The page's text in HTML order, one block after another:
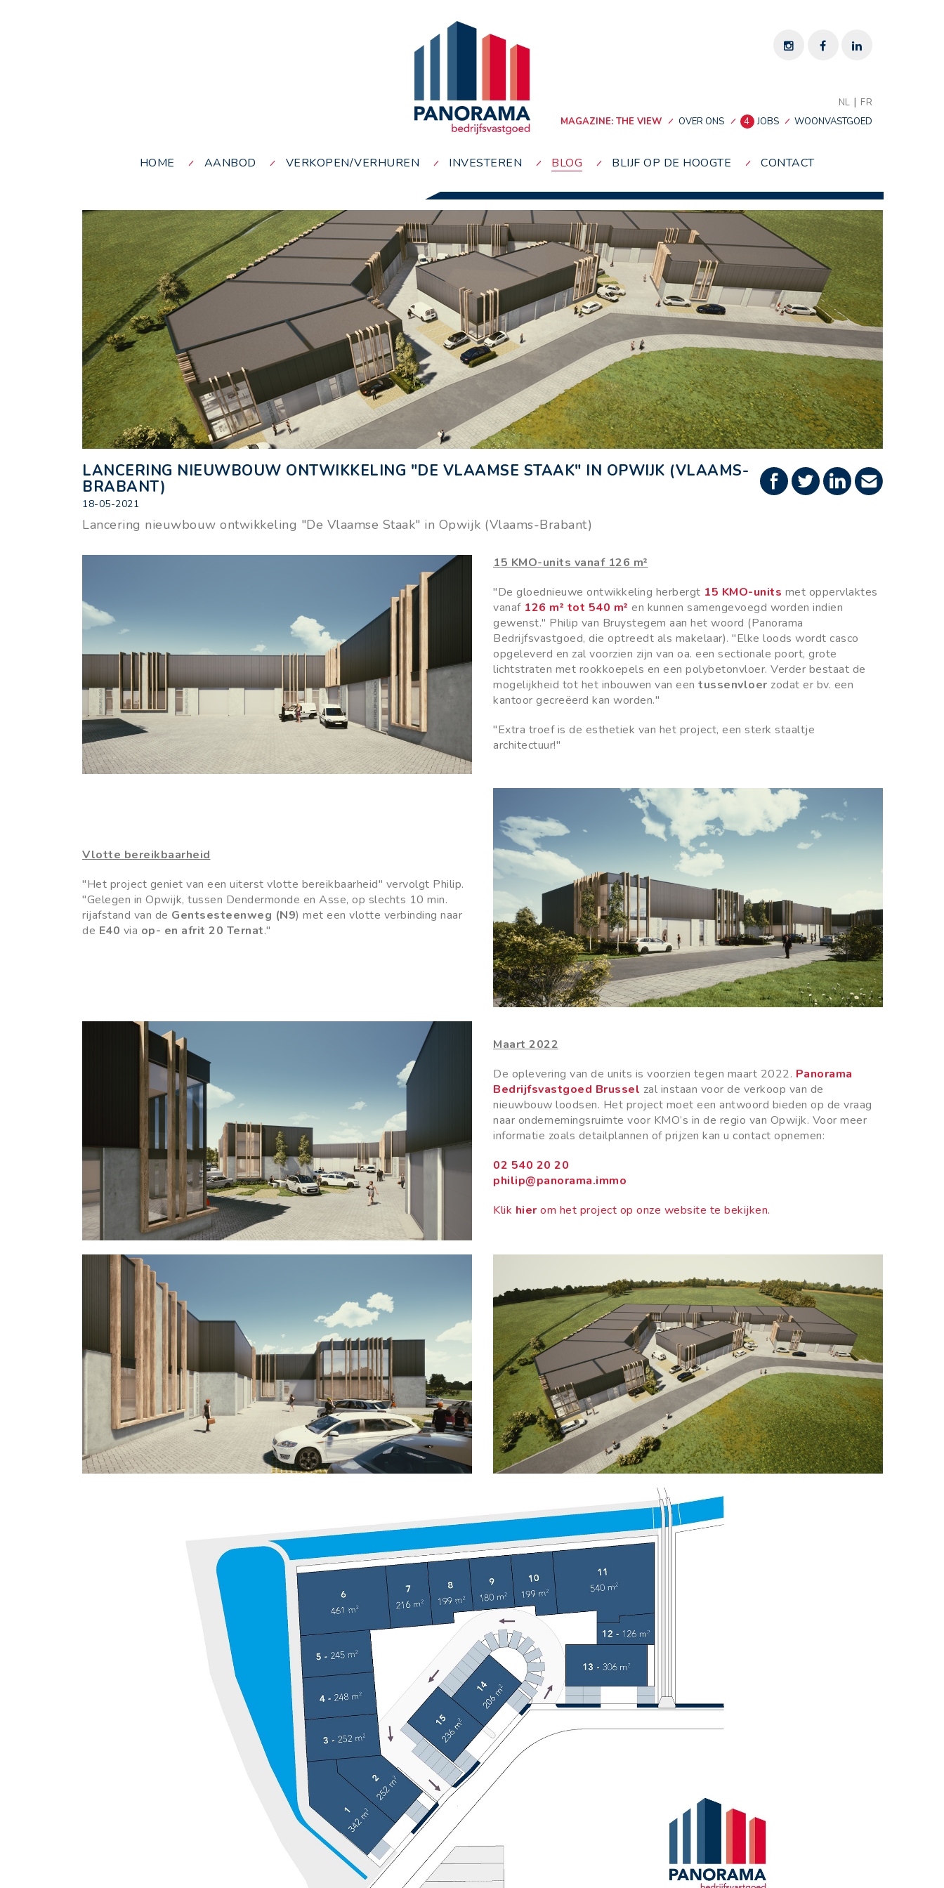
NL | FR
MAGAZINE: THE VIEW
OVER ONS 4 JOBS WOONVASTGOED
HOME AANBOD VERKOPEN/VERHUREN INVESTEREN BLOG BLIJF OP DE HOOGTE CONTACT
LANCERING NIEUWBOUW ONTWIKKELING "DE VLAAMSE STAAK" IN OPWIJK (VLAAMS-
BRABANT)
18-05-2021
Lancering nieuwbouw ontwikkeling "De Vlaamse Staak" in Opwijk (Vlaams-Brabant)
15 KMO-units vanaf 126 m²
"De gloednieuwe ontwikkeling herbergt 15 KMO-units met oppervlaktes
vanaf 126 m² tot 540 m² en kunnen samengevoegd worden indien
gewenst." Philip van Bruystegem aan het woord (Panorama
Bedrijfsvastgoed, die optreedt als makelaar). "Elke loods wordt casco
opgeleverd en zal voorzien zijn van oa. een sectionale poort, grote
lichtstraten met rookkoepels en een polybetonvloer. Verder bestaat de
mogelijkheid tot het inbouwen van een tussenvloer zodat er bv. een
kantoor gecreëerd kan worden."
"Extra troef is de esthetiek van het project, een sterk staaltje
architectuur!"
Vlotte bereikbaarheid
"Het project geniet van een uiterst vlotte bereikbaarheid" vervolgt Philip.
"Gelegen in Opwijk, tussen Dendermonde en Asse, op slechts 10 min.
rijafstand van de Gentsesteenweg (N9) met een vlotte verbinding naar
de E40 via op- en afrit 20 Ternat."
Maart 2022
De oplevering van de units is voorzien tegen maart 2022. Panorama
Bedrijfsvastgoed Brussel zal instaan voor de verkoop van de
nieuwbouw loodsen. Het project moet een antwoord bieden op de vraag
naar ondernemingsruimte voor KMO’s in de regio van Opwijk. Voor meer
informatie zoals detailplannen of prijzen kan u contact opnemen:
02 540 20 20
philip@panorama.immo
Klik hier om het project op onze website te bekijken.